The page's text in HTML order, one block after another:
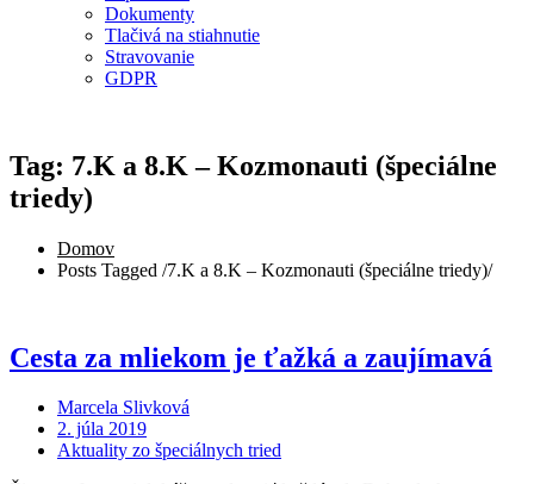
Dokumenty
Tlačivá na stiahnutie
Stravovanie
GDPR
Tag: 7.K a 8.K – Kozmonauti (špeciálne
triedy)
Domov
Posts Tagged /7.K a 8.K – Kozmonauti (špeciálne triedy)/
Cesta za mliekom je ťažká a zaujímavá
Marcela Slivková
2. júla 2019
Aktuality zo špeciálnych tried